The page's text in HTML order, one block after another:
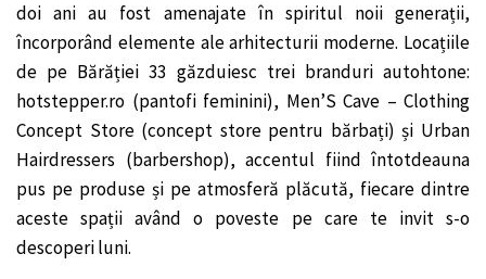
doi ani au fost amenajate în spiritul noii generații,
încorporând elemente ale arhitecturii moderne. Locațiile
de pe Bărăției 33 găzduiesc trei branduri autohtone:
hotstepper.ro (pantofi feminini), Men’S Cave – Clothing
Concept Store (concept store pentru bărbați) și Urban
Hairdressers (barbershop), accentul fiind întotdeauna
pus pe produse și pe atmosferă plăcută, fiecare dintre
aceste spații având o poveste pe care te invit s-o
descoperi luni.